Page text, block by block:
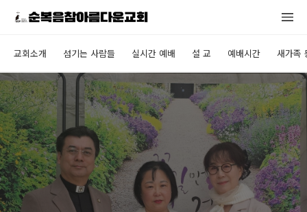
교회소개 섬기는 사람들 실시간 예배 설 교 예배시간 새가족